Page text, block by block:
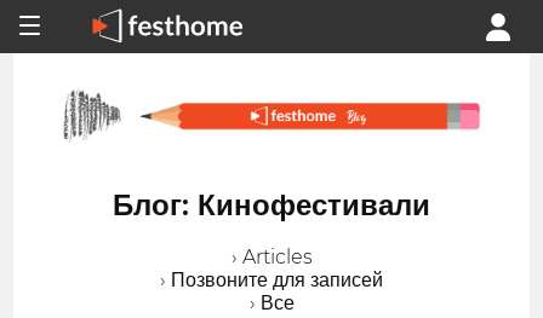
Блог: Кинофестивали
› Articles
› Позвоните для записей
› Все